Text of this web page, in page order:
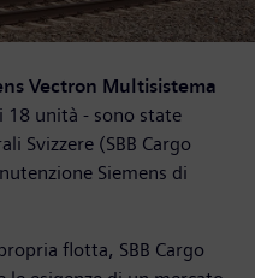
Vectron Multisistema
18 unità - sono state
Svizzere (SBB Cargo
Siemens di
flotta, SBB Cargo